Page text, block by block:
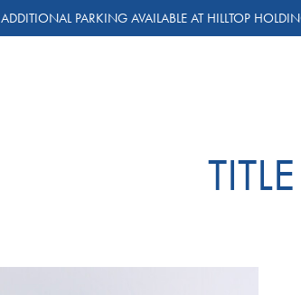
ADDITIONAL PARKING AVAILABLE AT HILLTOP